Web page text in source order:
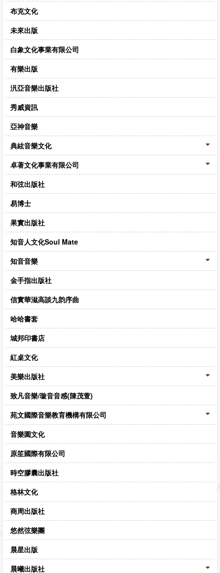
布克文化
未來出版
白象文化事業有限公司
有樂出版
汎亞音樂出版社
秀威資訊
亞神音樂
典絃音樂文化
卓著文化事業有限公司
和弦出版社
易博士
果實出版社
知音人文化Soul Mate
知音音樂
金手指出版社
信實華滋高談九韵序曲
哈哈書套
城邦印書店
紅桌文化
美樂出版社
致凡音樂/璇音音感(陳茂萱)
苑文國際音樂教育機構有限公司
音樂園文化
原笙國際有限公司
時空膠囊出版社
格林文化
商周出版社
悠然弦樂團
晨星出版
晨曦出版社